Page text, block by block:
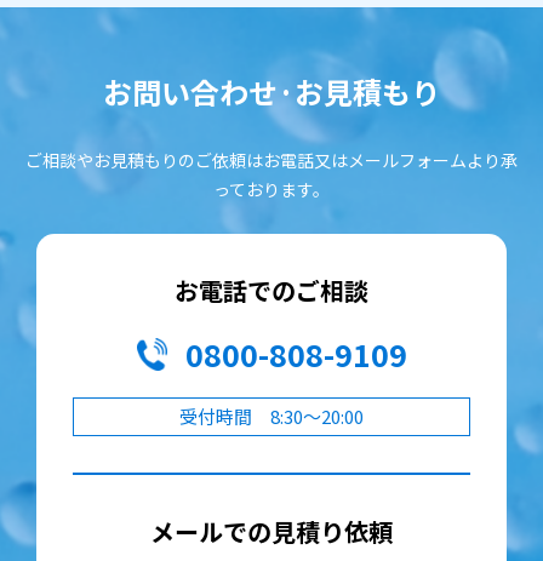
お問い合わせ·お見積もり
ご相談やお見積もりのご依頼はお電話又はメールフォームより承
っております。
お電話でのご相談
0800-808-9109
受付時間 8:30～20:00
メールでの見積り依頼